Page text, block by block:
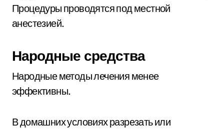
Процедуры проводятся под местной
анестезией.
Народные средства
Народные методы лечения менее
эффективны.
В домашних условиях разрезать или